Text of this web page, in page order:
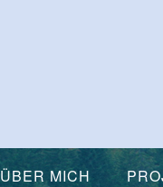
ÜBER MICH